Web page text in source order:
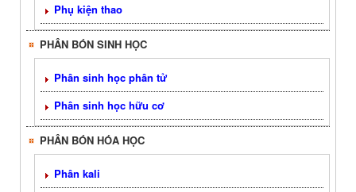
Phụ kiện thao
PHÂN BÓN SINH HỌC
Phân sinh học phân tử
Phân sinh học hữu cơ
PHÂN BÓN HÓA HỌC
Phân kali